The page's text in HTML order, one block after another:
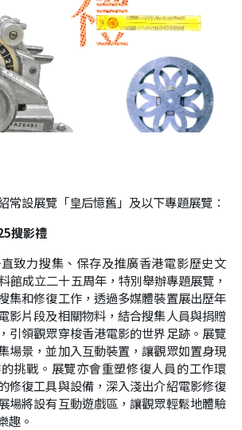
常設展覽「皇后憶舊」及以下專題展覽：
搜影禮
致力搜集、保存及推廣香港電影歷史文
館成立二十五周年，特別舉辦專題展覽，
集和修復工作，透過多媒體裝置展出歷年
影片段及相關物料，結合搜集人員與捐贈
引領觀眾穿梭香港電影的世界足跡。展覽
場景，並加入互動裝置，讓觀眾如置身現
挑戰。展覽亦會重塑修復人員的工作環
修復工具與設備，深入淺出介紹電影修復
場將設有互動遊戲區，讓觀眾輕鬆地體驗
趣。